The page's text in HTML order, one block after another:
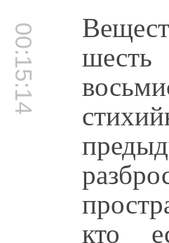
00:15:14
кто